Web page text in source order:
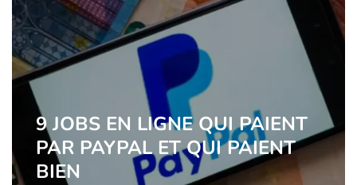
9 JOBS EN LIGNE QUI PAIENT
PAR PAYPAL ET QUI PAIENT
BIEN